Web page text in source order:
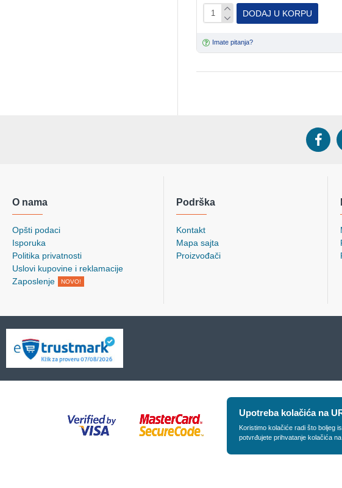
DODAJ U KORPU
Imate pitanja?
O nama
Opšti podaci
Isporuka
Politika privatnosti
Uslovi kupovine i reklamacije
Zaposlenje
NOVO!
Podrška
Kontakt
Mapa sajta
Proizvođači
Upotreba kolačića na
Koristimo kolačiće radi što boljeg
potvrđujete prihvatanje kolačića